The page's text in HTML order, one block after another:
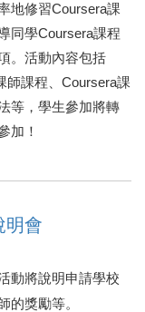
地修習Coursera課
同學Coursera課程
。活動內容包括
師課程、Coursera課
等，學生參加將轉
加！
明會
動將說明申請學校
的獎勵等。